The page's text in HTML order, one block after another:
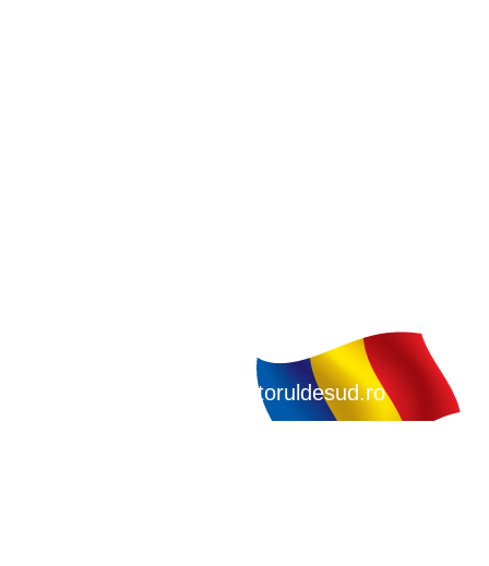
redactie@reflectoruldesud.ro